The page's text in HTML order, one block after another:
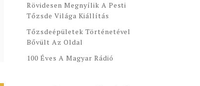
Rövidesen Megnyílik A Pesti
Tőzsde Világa Kiállítás
Tőzsdeépületek Történetével
Bővült Az Oldal
100 Éves A Magyar Rádió